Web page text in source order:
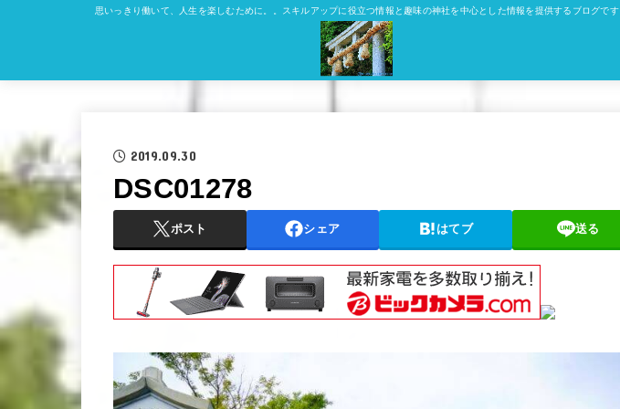
思いっきり働いて、人生を楽しむために。。スキルアップに役立つ情報と趣味の神社を中心とした情報を提供するブログです
2019.09.30
DSC01278
ポスト シェア はてブ 送る